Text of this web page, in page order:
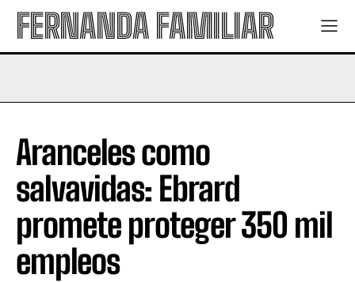
FERNANDA FAMILIAR
Aranceles como
salvavidas: Ebrard
promete proteger 350 mil
empleos